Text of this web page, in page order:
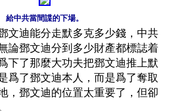
給中共當間諜的下場。
文迪能分走默多克多少錢，中共
論鄧文迪分到多少財產都標誌着
下了那麼大功夫把鄧文迪推上默
爲了鄧文迪本人，而是爲了奪取
，鄧文迪的位置太重要了，但卻